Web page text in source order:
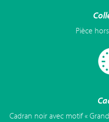
Pièce
Cadran noir avec motif «